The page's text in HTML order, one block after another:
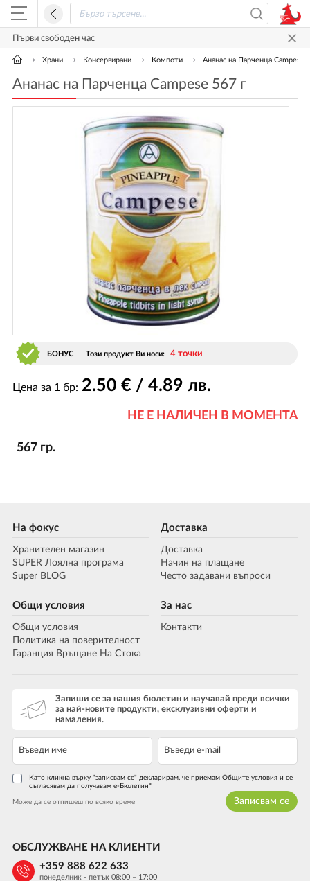
Първи свободен час
Храни Консервирани Компоти Ананас на Парченца Campese
Ананас на Парченца Campese 567 г
БОНУС Този продукт Ви носи: 4 точки
Цена за 1 бр: 2.50 € / 4.89 лв.
НЕ Е НАЛИЧЕН В МОМЕНТА
567 гр.
На фокус
Хранителен магазин
SUPER Лоялна програма
Super BLOG
Доставка
Доставка
Начин на плащане
Често задавани въпроси
Общи условия
Общи условия
Политика на поверителност
Гаранция Връщане На Стока
За нас
Контакти
Запиши се за нашия бюлетин и научавай преди всички
за най-новите продукти, ексклузивни оферти и
намаления.
Като кликна върху "записвам се" декларирам, че приемам Общите условия и се
съгласявам да получавам е-Бюлетин*
Може да се отпишеш по всяко време Записвам се
ОБСЛУЖВАНЕ НА КЛИЕНТИ
+359 888 622 633
понеделник - петък 08:00 – 17:00